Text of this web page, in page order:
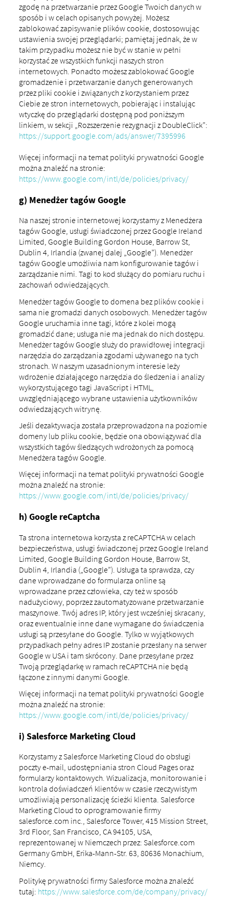
zgodę na przetwarzanie przez Google Twoich danych w
sposób i w celach opisanych powyżej. Możesz
zablokować zapisywanie plików cookie, dostosowując
ustawienia swojej przeglądarki; pamiętaj jednak, że w
takim przypadku możesz nie być w stanie w pełni
korzystać ze wszystkich funkcji naszych stron
internetowych. Ponadto możesz zablokować Google
gromadzenie i przetwarzanie danych generowanych
przez pliki cookie i związanych z korzystaniem przez
Ciebie ze stron internetowych, pobierając i instalując
wtyczkę do przeglądarki dostępną pod poniższym
linkiem, w sekcji „Rozszerzenie rezygnacji z DoubleClick”:
https://support.google.com/ads/answer/7395996
Więcej informacji na temat polityki prywatności Google
można znaleźć na stronie:
https://www.google.com/intl/de/policies/privacy/
g) Menedżer tagów Google
Na naszej stronie internetowej korzystamy z Menedżera
tagów Google, usługi świadczonej przez Google Ireland
Limited, Google Building Gordon House, Barrow St,
Dublin 4, Irlandia (zwanej dalej „Google”). Menedżer
tagów Google umożliwia nam konfigurowanie tagów i
zarządzanie nimi. Tagi to kod służący do pomiaru ruchu i
zachowań odwiedzających.
Menedżer tagów Google to domena bez plików cookie i
sama nie gromadzi danych osobowych. Menedżer tagów
Google uruchamia inne tagi, które z kolei mogą
gromadzić dane; usługa nie ma jednak do nich dostępu.
Menedżer tagów Google służy do prawidłowej integracji
narzędzia do zarządzania zgodami używanego na tych
stronach. W naszym uzasadnionym interesie leży
wdrożenie działającego narzędzia do śledzenia i analizy
wykorzystującego tagi JavaScript i HTML,
uwzględniającego wybrane ustawienia użytkowników
odwiedzających witrynę.
Jeśli dezaktywacja została przeprowadzona na poziomie
domeny lub pliku cookie, będzie ona obowiązywać dla
wszystkich tagów śledzących wdrożonych za pomocą
Menedżera tagów Google.
Więcej informacji na temat polityki prywatności Google
można znaleźć na stronie:
https://www.google.com/intl/de/policies/privacy/
h) Google reCaptcha
Ta strona internetowa korzysta z reCAPTCHA w celach
bezpieczeństwa, usługi świadczonej przez Google Ireland
Limited, Google Building Gordon House, Barrow St,
Dublin 4, Irlandia („Google”). Usługa ta sprawdza, czy
dane wprowadzane do formularza online są
wprowadzane przez człowieka, czy też w sposób
nadużyciowy, poprzez zautomatyzowane przetwarzanie
maszynowe. Twój adres IP, który jest wcześniej skracany,
oraz ewentualnie inne dane wymagane do świadczenia
usługi są przesyłane do Google. Tylko w wyjątkowych
przypadkach pełny adres IP zostanie przesłany na serwer
Google w USA i tam skrócony. Dane przesyłane przez
Twoją przeglądarkę w ramach reCAPTCHA nie będą
łączone z innymi danymi Google.
Więcej informacji na temat polityki prywatności Google
można znaleźć na stronie:
https://www.google.com/intl/de/policies/privacy/
i) Salesforce Marketing Cloud
Korzystamy z Salesforce Marketing Cloud do obsługi
poczty e-mail, udostępniania stron Cloud Pages oraz
formularzy kontaktowych. Wizualizacja, monitorowanie i
kontrola doświadczeń klientów w czasie rzeczywistym
umożliwiają personalizację ścieżki klienta. Salesforce
Marketing Cloud to oprogramowanie firmy
salesforce.com inc., Salesforce Tower, 415 Mission Street,
3rd Floor, San Francisco, CA 94105, USA,
reprezentowanej w Niemczech przez: Salesforce.com
Germany GmbH, Erika-Mann-Str. 63, 80636 Monachium,
Niemcy.
Politykę prywatności firmy Salesforce można znaleźć
tutaj: https://www.salesforce.com/de/company/privacy/